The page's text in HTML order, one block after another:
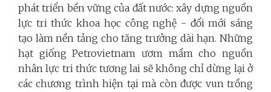
phát triển bền vững của đất nước: xây dựng nguồn
lực tri thức khoa học công nghệ - đổi mới sáng
tạo làm nền tảng cho tăng trưởng dài hạn. Những
hạt giống Petrovietnam ươm mầm cho nguồn
nhân lực tri thức tương lai sẽ không chỉ dừng lại ở
các chương trình hiện tại mà còn được vun trồng